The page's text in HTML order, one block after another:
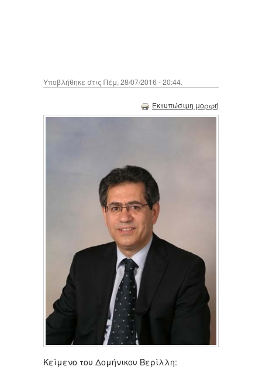
Υποβλήθηκε στις Πέμ, 28/07/2016 - 20:44.
Εκτυπώσιμη μορφή
Κείμενο του Δομήνικου Βερίλλη: